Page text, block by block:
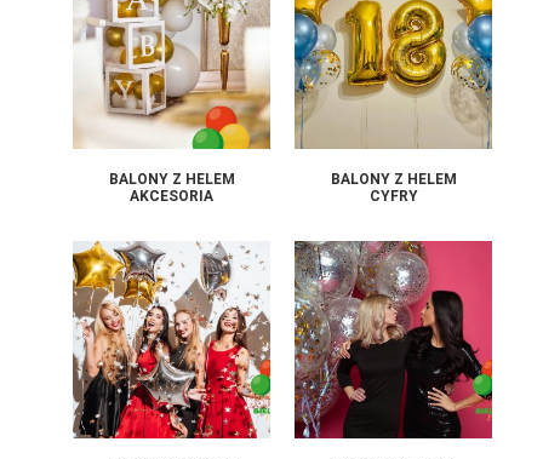
BALONY Z HELEM
AKCESORIA
BALONY Z HELEM
CYFRY